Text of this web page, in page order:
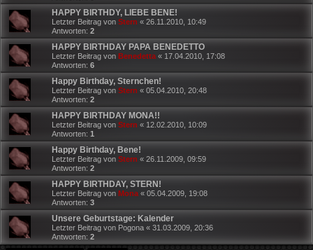
HAPPY BIRTHDY, LIEBE BENE!
Letzter Beitrag von Stern « 26.11.2010, 10:49
Antworten: 2
HAPPY BIRTHDAY PAPA BENEDETTO
Letzter Beitrag von Benedetta « 17.04.2010, 17:08
Antworten: 6
Happy Birthday, Sternchen!
Letzter Beitrag von Stern « 05.04.2010, 20:48
Antworten: 2
HAPPY BIRTHDAY MONA!!
Letzter Beitrag von Stern « 12.02.2010, 10:09
Antworten: 1
Happy Birthday, Bene!
Letzter Beitrag von Stern « 26.11.2009, 09:59
Antworten: 2
HAPPY BIRTHDAY, STERN!
Letzter Beitrag von Mona « 05.04.2009, 19:08
Antworten: 3
Unsere Geburtstage: Kalender
Letzter Beitrag von Pogona « 31.03.2009, 20:36
Antworten: 2